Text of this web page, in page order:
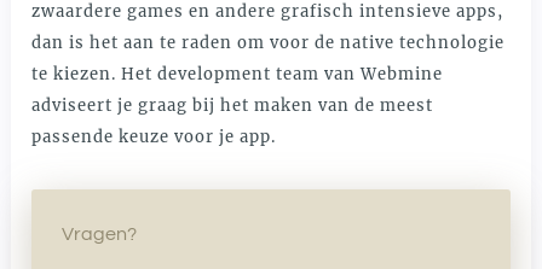
zwaardere games en andere grafisch intensieve apps,
dan is het aan te raden om voor de native technologie
te kiezen. Het development team van Webmine
adviseert je graag bij het maken van de meest
passende keuze voor je app.
Vragen?